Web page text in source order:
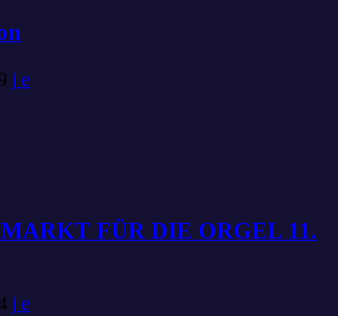
9
FÜR DIE ORGEL 11.